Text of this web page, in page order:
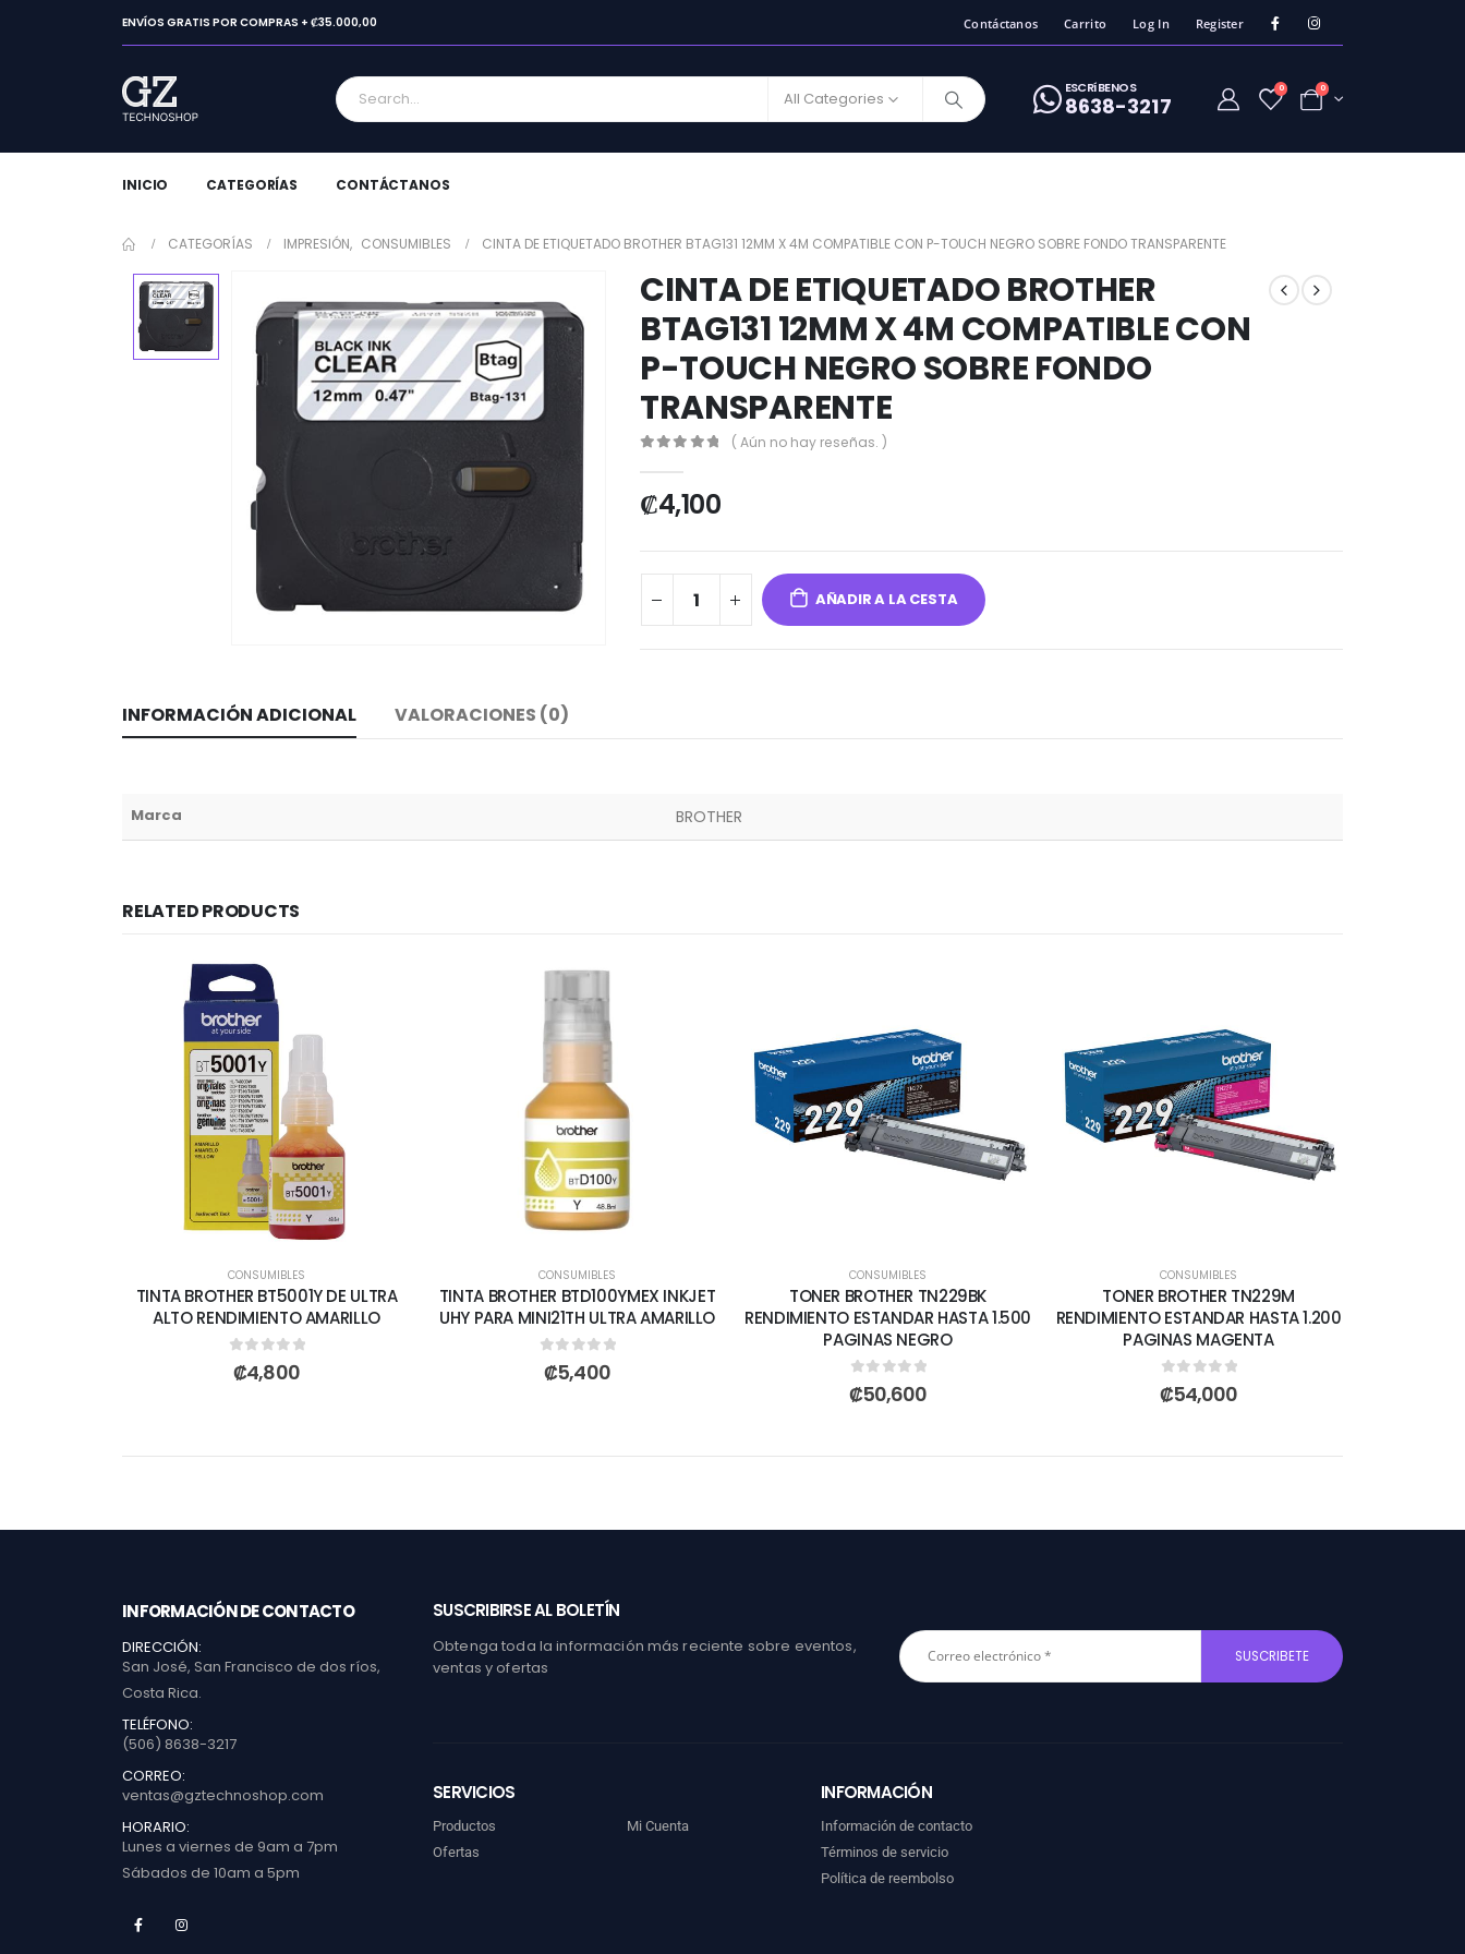
ENVÍOS GRATIS POR COMPRAS + ₡35.000,00 Contáctanos Carrito Log In Register
All Categories
ESCRíBENOS
8638-3217
0 0
INICIO CATEGORÍAS CONTÁCTANOS
CATEGORÍAS IMPRESIÓN, CONSUMIBLES CINTA DE ETIQUETADO BROTHER BTAG131 12MM X 4M COMPATIBLE CON P-TOUCH NEGRO SOBRE FONDO TRANSPARENTE
CINTA DE ETIQUETADO BROTHER
BTAG131 12MM X 4M COMPATIBLE CON
P-TOUCH NEGRO SOBRE FONDO
TRANSPARENTE
( Aún no hay reseñas. )
₡4,100
AÑADIR A LA CESTA
INFORMACIÓN ADICIONAL VALORACIONES (0)
Marca BROTHER
RELATED PRODUCTS
CONSUMIBLES
TINTA BROTHER BT5001Y DE ULTRA
ALTO RENDIMIENTO AMARILLO
0out of 5
₡4,800
CONSUMIBLES
TINTA BROTHER BTD100YMEX INKJET
UHY PARA MINI21TH ULTRA AMARILLO
0out of 5
₡5,400
CONSUMIBLES
TONER BROTHER TN229BK
RENDIMIENTO ESTANDAR HASTA 1.500
PAGINAS NEGRO
0out of 5
₡50,600
CONSUMIBLES
TONER BROTHER TN229M
RENDIMIENTO ESTANDAR HASTA 1.200
PAGINAS MAGENTA
0out of 5
₡54,000
INFORMACIÓN DE CONTACTO
DIRECCIÓN:
San José, San Francisco de dos ríos,
Costa Rica.
TELÉFONO:
(506) 8638-3217
CORREO:
ventas@gztechnoshop.com
HORARIO:
Lunes a viernes de 9am a 7pm
Sábados de 10am a 5pm
SUSCRIBIRSE AL BOLETÍN
Obtenga toda la información más reciente sobre eventos,
ventas y ofertas
SERVICIOS
Productos
Ofertas
Mi Cuenta
INFORMACIÓN
Información de contacto
Términos de servicio
Política de reembolso